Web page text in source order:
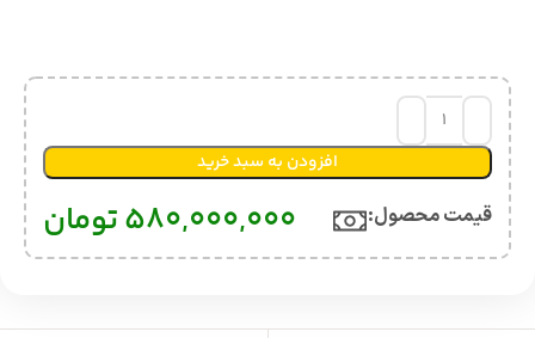
افزودن به سبد خرید
قیمت محصول:​ 580,000,000تومان